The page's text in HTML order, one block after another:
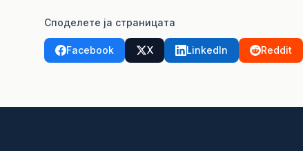
Споделете ја страницата
Facebook X LinkedIn Reddit